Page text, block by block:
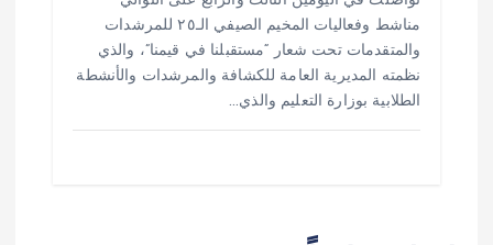
مناشط وفعاليات المخيم الصيفي الـ٢٥ للمرشدات
والمتقدمات تحت شعار “مستقبلنا في قيمنا”، والذي
نظمته المديرية العامة للكشافة والمرشدات والأنشطة
الطلابية بوزارة التعليم والذي…